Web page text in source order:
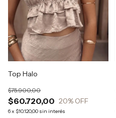
Top Halo
$60.720,00
$75.900,00
20% OFF
6x $10.120,00 sin interés